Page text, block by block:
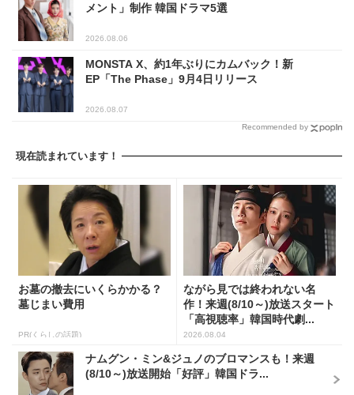
メント」制作 韓国ドラマ5選
2026.08.06
MONSTA X、約1年ぶりにカムバック！新
EP「The Phase」9月4日リリース
2026.08.07
Recommended by
現在読まれています！
お墓の撤去にいくらかかる？
墓じまい費用
PR(くらしの話題)
ながら見では終われない名
作！来週(8/10～)放送スタート
「高視聴率」韓国時代劇...
2026.08.04
ナムグン・ミン&ジュノのブロマンスも！来週
(8/10～)放送開始「好評」韓国ドラ...